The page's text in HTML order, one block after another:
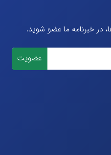
در خبرنامه ما عضو شوید.
عضویت